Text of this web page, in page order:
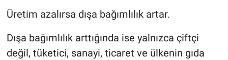
Üretim azalırsa dışa bağımlılık artar.
Dışa bağımlılık arttığında ise yalnızca çiftçi
değil, tüketici, sanayi, ticaret ve ülkenin gıda